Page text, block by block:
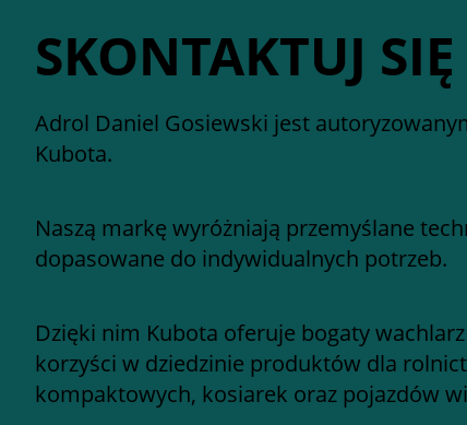
SKONTAKTUJ
Adrol Daniel Gosiewski jest
Kubota.
Naszą markę wyróżniają przemyślane
dopasowane do indywidualnych potrzeb.
Dzięki nim Kubota oferuje bogaty
korzyści w dziedzinie produktów dla
kompaktowych, kosiarek oraz pojazdów